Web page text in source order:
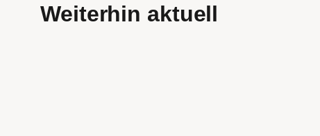
Weiterhin aktuell